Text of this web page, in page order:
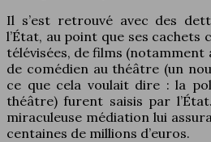
Il s’est retrouvé avec des
l’État, au point que ses cachets
télévisées, de films (notamment
de comédien au théâtre (un
ce que cela voulait dire : la
théâtre) furent saisis par
miraculeuse médiation lui
centaines de millions d’euros.